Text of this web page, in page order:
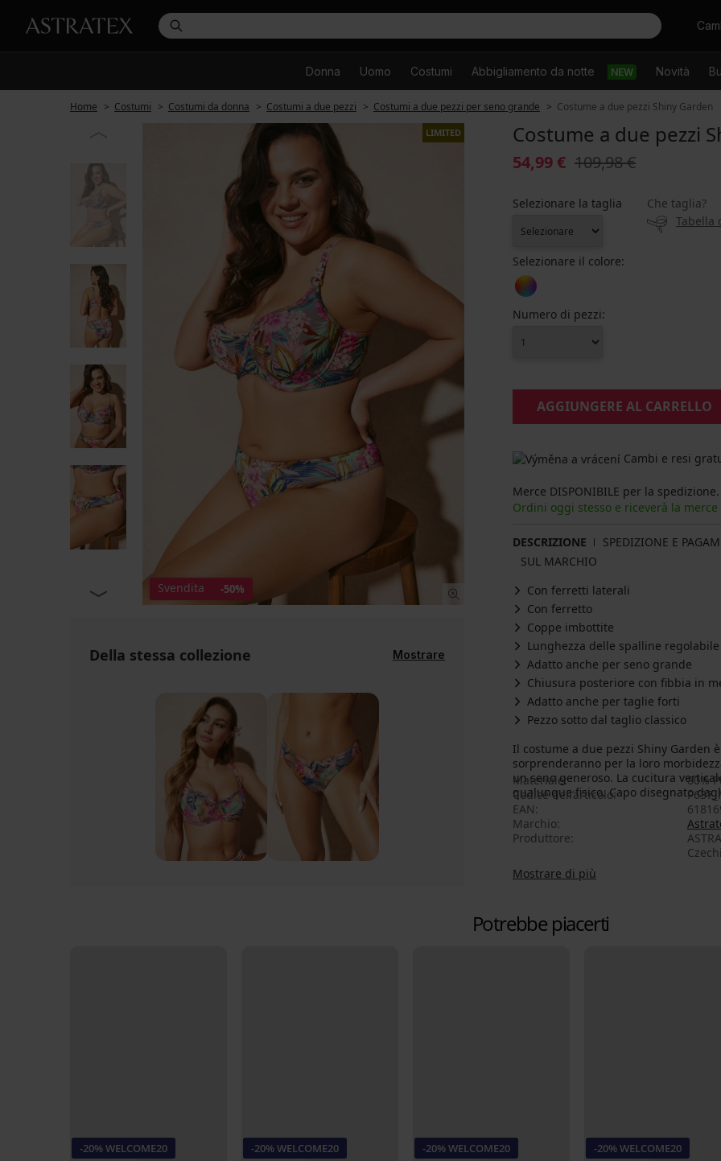
Cercare
Donna Uomo Costumi Abbigliamento da notte NEW Novità
Home Costumi Costumi da donna Costumi a due pezzi Costumi a due pezzi per seno grande Costume a due pezzi Shiny Garden
Svendita -50%
LIMITED
Della stessa collezione Mostrare
Costume a due pezzi
54,99 € 109,98 €
Selezionare la taglia
Che taglia?
Tabella
Selezionare il colore:
Numero di pezzi:
AGGIUNGERE AL CARRELLO
Cambi e resi
Merce DISPONIBILE per la spedizione.
Ordini oggi stesso e riceverà la
DESCRIZIONE SPEDIZIONE E
SUL MARCHIO
Con ferretti laterali
Con ferretto
Coppe imbottite
Lunghezza delle spalline regolabile
Adatto anche per seno grande
Chiusura posteriore con fibbia in
Adatto anche per taglie forti
Pezzo sotto dal taglio classico
Il costume a due pezzi Shiny Garden
sorprenderanno per la loro
un seno generoso. La cucitura
qualunque fisico. Capo disegnato
Materiale
80%
Codice dell’articolo
EAN
Marchio
Produttore
Mostrare di più
Potrebbe piacerti
-20% WELCOME20
-20% WELCOME20
-20% WELCOME20
-20% WELCOME20